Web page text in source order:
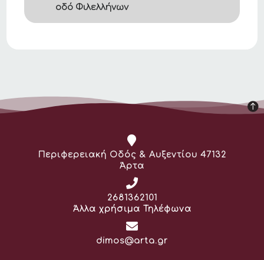
οδό Φιλελλήνων
Διεύθυνση:
Περιφερειακή Οδός & Αυξεντίου 47132
Άρτα
Τηλέφωνο:
2681362101
Άλλα χρήσιμα Τηλέφωνα
Email:
dimos@arta.gr